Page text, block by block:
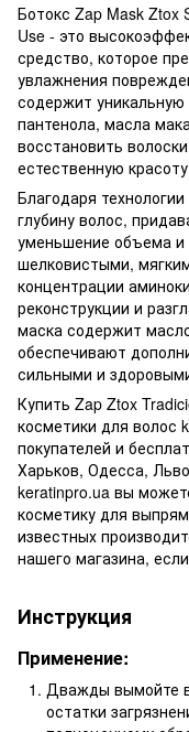
Ботокс Zap Mask Ztox
Use - это
средство, которое
увлажнения
содержит
пантенола, масла
восстановить
естественную
Благодаря
глубину волос,
уменьшение объема и
шелковистыми,
концентрации
реконструкции и
маска содержит
обеспечивают
сильными и
Купить Zap Ztox
косметики для волос
покупателей и
Харьков, Одесса,
keratinpro.ua вы
косметику для
известных
нашего магазина,
Инструкция
Применение:
Дважды вымойте
остатки